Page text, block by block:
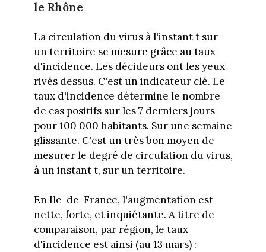
le Rhône
La circulation du virus à l'instant t sur
un territoire se mesure grâce au taux
d'incidence. Les décideurs ont les yeux
rivés dessus. C'est un indicateur clé. Le
taux d'incidence détermine le nombre
de cas positifs sur les 7 derniers jours
pour 100 000 habitants. Sur une semaine
glissante. C'est un très bon moyen de
mesurer le degré de circulation du virus,
à un instant t, sur un territoire.
En Ile-de-France, l'augmentation est
nette, forte, et inquiétante. A titre de
comparaison, par région, le taux
d'incidence est ainsi (au 13 mars) :